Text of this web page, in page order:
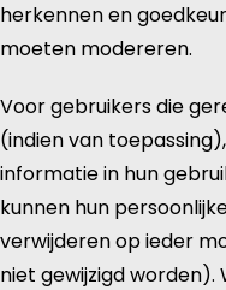
herkennen en
moeten modereren.
Voor gebruikers die
(indien van
informatie in hun
kunnen hun
verwijderen op ieder
niet gewijzigd